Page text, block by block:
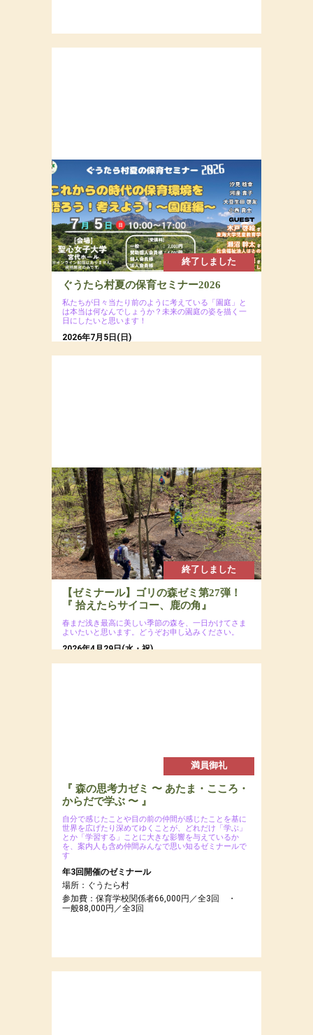
終了しました
ぐうたら村夏の保育セミナー2026
私たちが日々当たり前のように考えている「園庭」と
は本当は何なんでしょうか？未来の園庭の姿を描く一
日にしたいと思います！
2026年7月5日(日)
終了しました
【ゼミナール】ゴリの森ゼミ第27弾！
『 拾えたらサイコー、鹿の角』
春まだ浅き最高に美しい季節の森を、一日かけてさま
よいたいと思います。どうぞお申し込みください。
2026年4月29日(水・祝)
場所：八ヶ岳南麓の森
満員御礼
『 森の思考力ゼミ 〜 あたま・こころ・
からだで学ぶ 〜 』
自分で感じたことや目の前の仲間が感じたことを基に
世界を広げたり深めてゆくことが、どれだけ「学ぶ」
とか「学習する」ことに大きな影響を与えているか
を、案内人も含め仲間みんなで思い知るゼミナールで
す
年3回開催のゼミナール
場所：ぐうたら村
参加費：保育学校関係者66,000円／全3回 ・
一般88,000円／全3回